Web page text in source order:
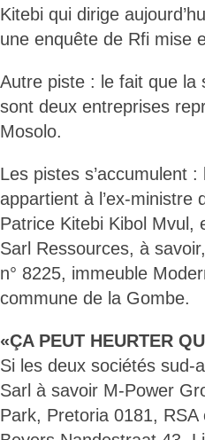
Kitebi qui dirige
une enquête de Rfi mise
Autre piste : le fait que la
sont deux entreprises
Mosolo.
Les pistes s’accumulent
appartient à l’ex-ministre
Patrice Kitebi Kibol Mvul,
Sarl Ressources, à
n° 8225, immeuble
commune de la Gombe.
«ÇA PEUT HEURTER
Si les deux sociétés sud-
Sarl à savoir M-Power
Park, Pretoria 0181,